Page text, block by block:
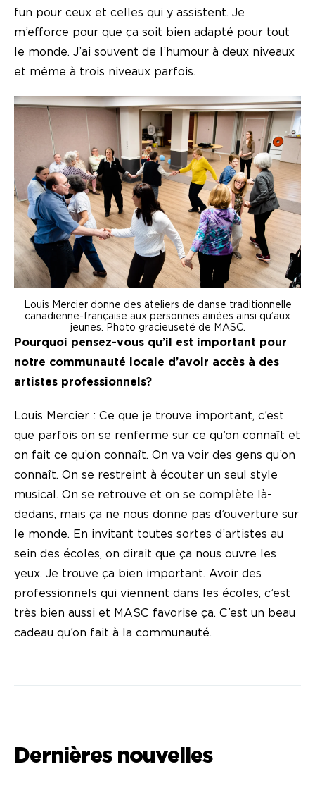
fun pour ceux et celles qui y assistent. Je
m’efforce pour que ça soit bien adapté pour tout
le monde. J’ai souvent de l’humour à deux niveaux
et même à trois niveaux parfois.
Louis Mercier donne des ateliers de danse traditionnelle
canadienne-française aux personnes ainées ainsi qu’aux
jeunes. Photo gracieuseté de MASC.
Pourquoi pensez-vous qu’il est important pour
notre communauté locale d’avoir accès à des
artistes professionnels?
Louis Mercier : Ce que je trouve important, c’est
que parfois on se renferme sur ce qu’on connaît et
on fait ce qu’on connaît. On va voir des gens qu’on
connaît. On se restreint à écouter un seul style
musical. On se retrouve et on se complète là-
dedans, mais ça ne nous donne pas d’ouverture sur
le monde. En invitant toutes sortes d’artistes au
sein des écoles, on dirait que ça nous ouvre les
yeux. Je trouve ça bien important. Avoir des
professionnels qui viennent dans les écoles, c’est
très bien aussi et MASC favorise ça. C’est un beau
cadeau qu’on fait à la communauté.
Dernières nouvelles